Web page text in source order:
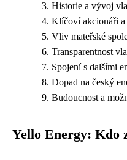
Historie a vývoj
Klíčoví akcionáři
Vliv mateřské
Transparentnost
Spojení s dalšími
Dopad na český
Budoucnost a
Yello Energy: Kdo